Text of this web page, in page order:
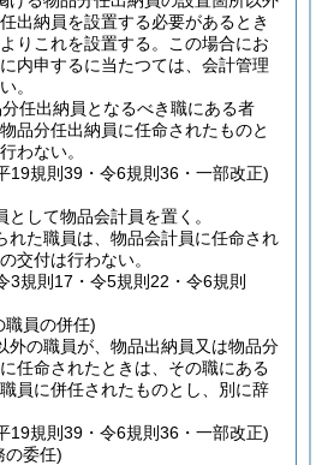
出納員を設置する必要があるとき
りこれを設置する。
この場合にお
内申するに当たつては、会計管理
。
任出納員となるべき職にある者
品分任出納員に任命されたものと
わない。
19規則39・令6規則36・一部改正)
して物品会計員を置く。
れた職員は、物品会計員に任命され
交付は行わない。
3規則17・令5規則22・令6規則
職員の併任)
外の職員が、物品出納員又は物品分
任命されたときは、その職にある
員に併任されたものとし、別に辞
19規則39・令6規則36・一部改正)
の委任)